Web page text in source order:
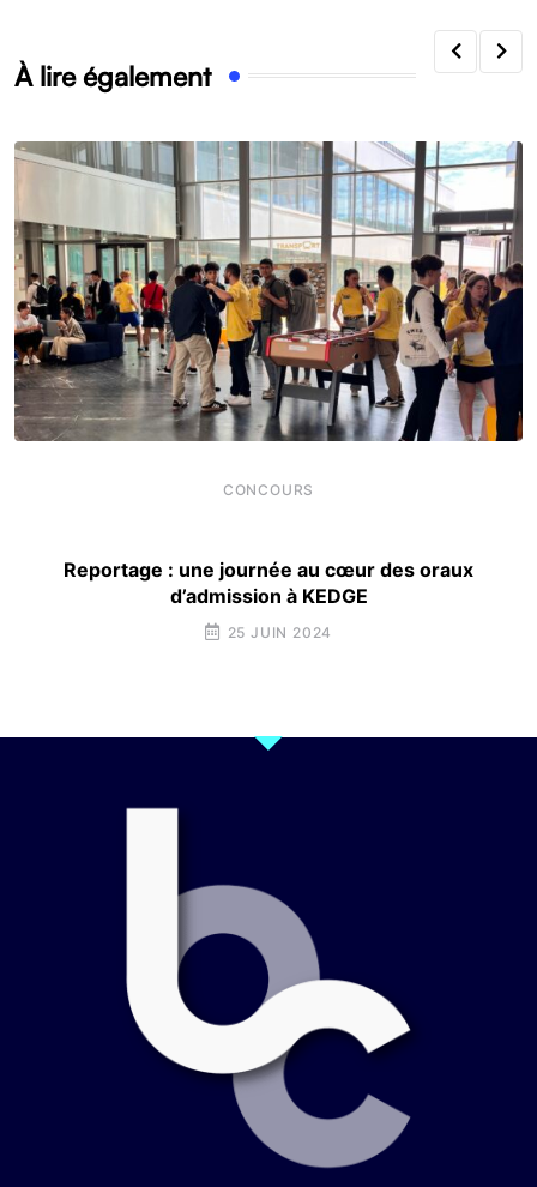
À lire également
CONCOURS
Reportage : une journée au cœur des oraux
d’admission à KEDGE
25 JUIN 2024